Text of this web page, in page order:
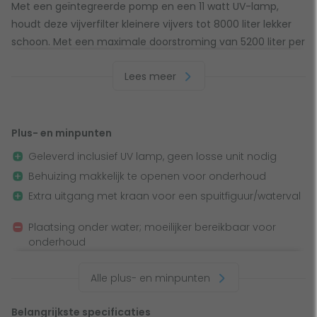
Met een geïntegreerde pomp en een 11 watt UV-lamp,
houdt deze vijverfilter kleinere vijvers tot 8000 liter lekker
schoon. Met een maximale doorstroming van 5200 liter per
deze filter alles wat je nodig hebt voor een heldere en
UV-lamp tegen schadelijke bacteriën
De UV-lamp van 11 watt is een belangrijk onderdeel van dit
systeem. De UV lamp bestrijdt namelijk schadelijke
bacteriën en algen. Hierdoor blijft je vijver niet alleen helder,
De AquaForte GFU-5800 UV-C vijverfilter plaats je in de
Lees meer
Plus- en minpunten
Geleverd inclusief UV lamp, geen losse unit nodig
Behuizing makkelijk te openen voor onderhoud
Extra uitgang met kraan voor een spuitfiguur/waterval
Plaatsing onder water; moeilijker bereikbaar voor
onderhoud
Alle plus- en minpunten
Belangrijkste specificaties